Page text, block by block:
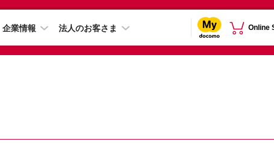
企業情報 法人のお客さま Online